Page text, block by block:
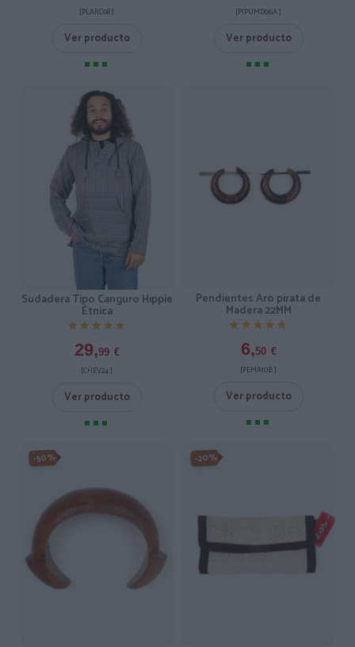
[PLARC08 ]
Ver producto
[PIPUMD06A ]
Ver producto
Sudadera Tipo Canguro Hippie
Étnica
★★★★★
★★★★★
29,99 €
[CHEV24 ]
Ver producto
Pendientes Aro pirata de
Madera 22MM
★★★★★
★★★★★
6,50 €
[PEMA10B ]
Ver producto
-50% -20%